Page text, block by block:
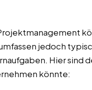
jedoch
Hier sind
könnte: